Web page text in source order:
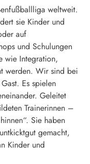
weltweit.
sie Kinder und
auf
und Schulungen
wie Integration,
werden. Wir sind bei
Es spielen
Geleitet
Trainerinnen –
Sie haben
gemacht,
Kinder und